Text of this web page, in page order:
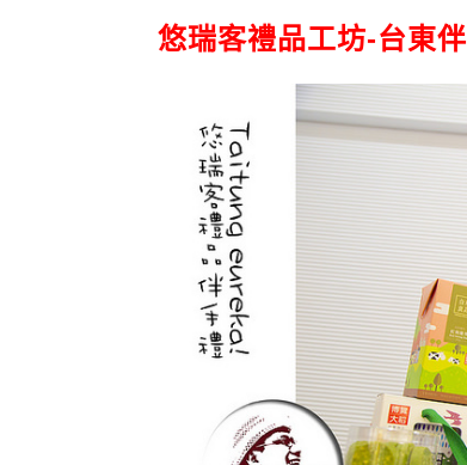
悠瑞客禮品工坊-台東